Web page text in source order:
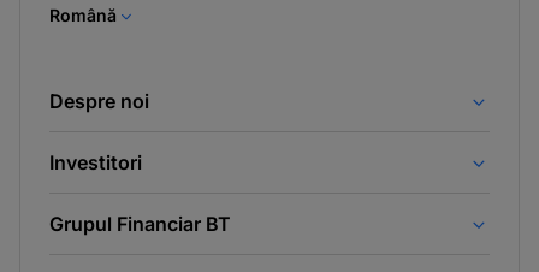
Română
Despre noi
Investitori
Grupul Financiar BT